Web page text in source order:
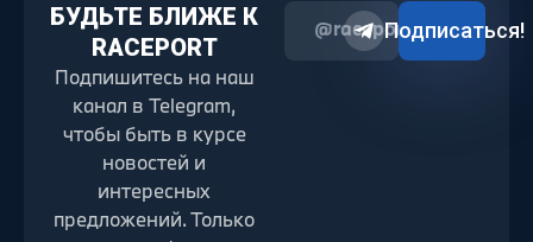
БУДЬТЕ БЛИЖЕ К
RACEPORT
Подпишитесь на наш
канал в Telegram,
чтобы быть в курсе
новостей и
интересных
предложений. Только
@raceport2022
Подписаться!